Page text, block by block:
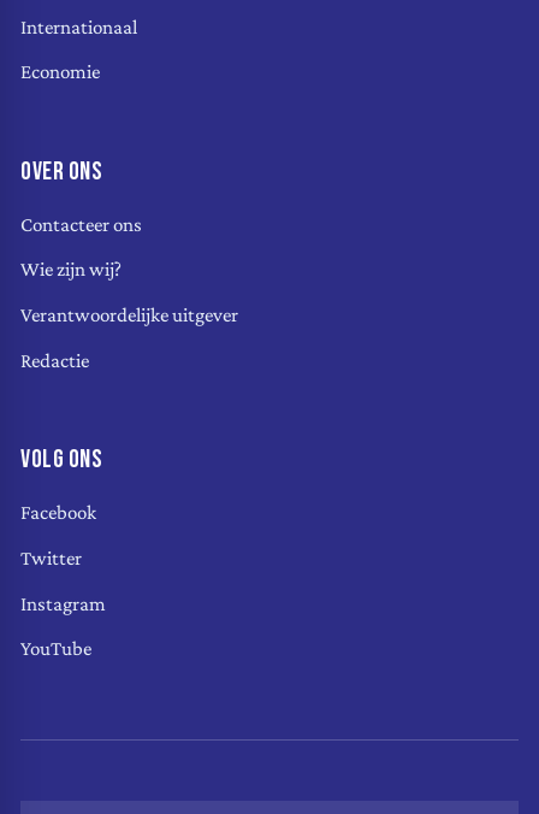
Internationaal
Economie
OVER ONS
Contacteer ons
Wie zijn wij?
Verantwoordelijke uitgever
Redactie
VOLG ONS
Facebook
Twitter
Instagram
YouTube